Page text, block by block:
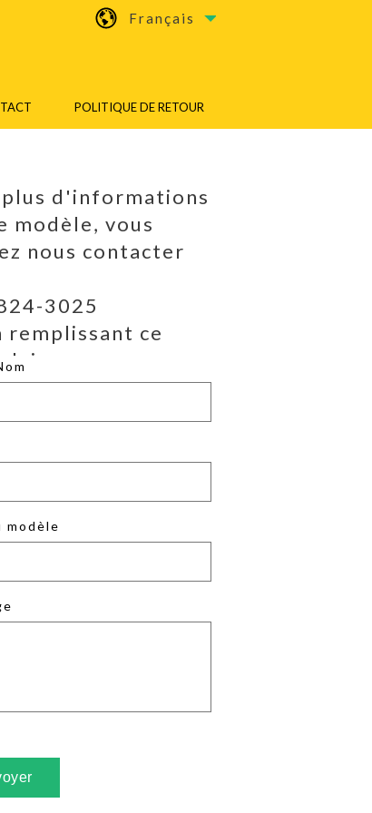
Français
POLITIQUE DE RETOUR
plus d'informations
modèle, vous
nous contacter
3025
remplissant ce
modèle